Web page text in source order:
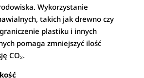
Wykorzystanie
takich jak drewno czy
plastiku i innych
pomaga zmniejszyć ilość
CO₂.